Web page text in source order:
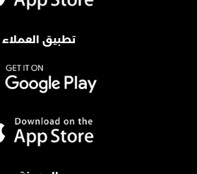
تطبيق العملاء